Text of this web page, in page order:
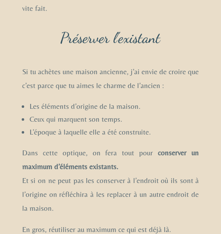
vite fait.
Préserver l'existant
Si tu achètes une maison ancienne, j’ai envie de croire que
c’est parce que tu aimes le charme de l’ancien :
Les éléments d’origine de la maison.
Ceux qui marquent son temps.
L’époque à laquelle elle a été construite.
Dans cette optique, on fera tout pourconserver un
maximum d’éléments existants.
Et si on ne peut pas les conserver à l’endroit où ils sont à
l’origine on réfléchira à les replacer à un autre endroit de
la maison.
En gros, réutiliser au maximum ce qui est déjà là.